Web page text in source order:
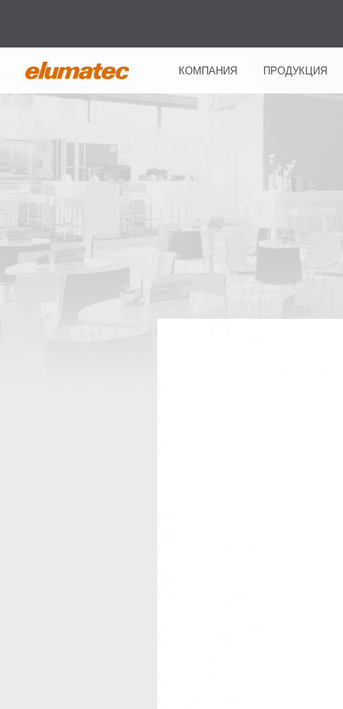
КОМПАНИЯ ПРОДУКЦИЯ